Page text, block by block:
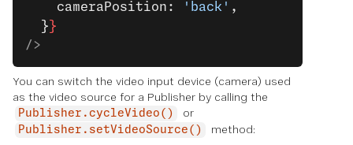
    cameraPosition:
'back' ,
  }
}
/>
You can switch the video input device (camera) used
as the video source for a Publisher by calling the
Publisher.cycleVideo() or
Publisher.setVideoSource()
method: